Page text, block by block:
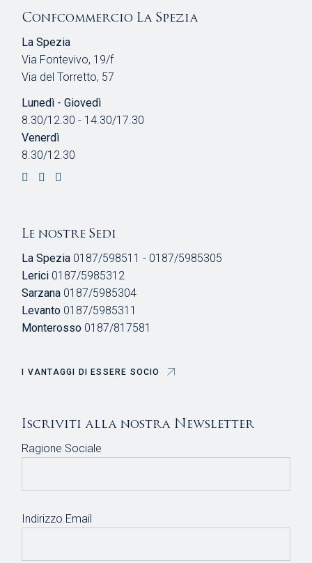
Confcommercio La Spezia
La Spezia
Via Fontevivo, 19/f
Via del Torretto, 57
Lunedì - Giovedì
8.30/12.30 - 14.30/17.30
Venerdì
8.30/12.30
Le nostre Sedi
La Spezia 0187/598511 - 0187/5985305
Lerici 0187/5985312
Sarzana 0187/5985304
Levanto 0187/5985311
Monterosso 0187/817581
I VANTAGGI DI ESSERE SOCIO
Iscriviti alla nostra Newsletter
Ragione Sociale
Indirizzo Email